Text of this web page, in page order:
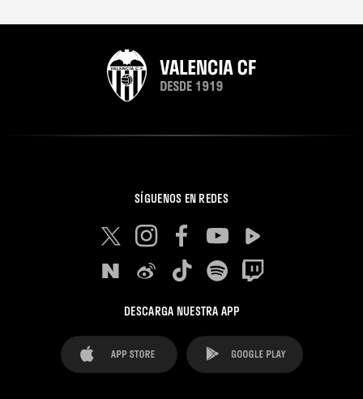
SÍGUENOS EN REDES
DESCARGA NUESTRA APP